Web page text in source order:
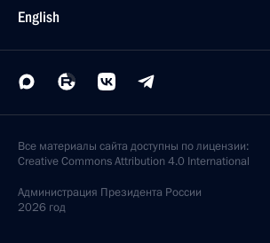
English
Все материалы сайта доступны по лицензии:
Creative Commons Attribution 4.0 International
Администрация Президента России
2026 год